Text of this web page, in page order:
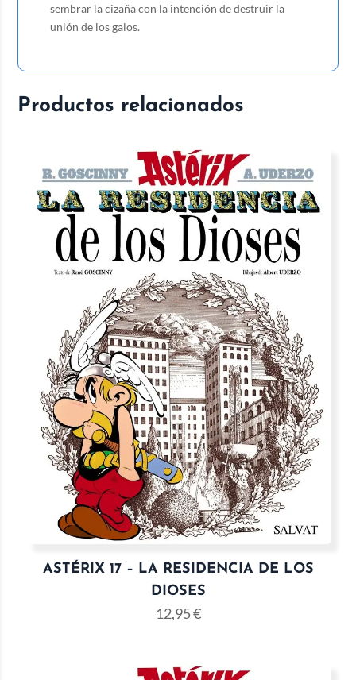
sembrar la cizaña con la intención de destruir la
unión de los galos.
Productos relacionados
ASTÉRIX 17 – LA RESIDENCIA DE LOS
DIOSES
12,95€